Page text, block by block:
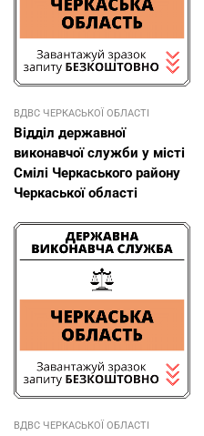
ВДВС ЧЕРКАСЬКОЇ ОБЛАСТІ
Відділ державної
виконавчої служби у місті
Смілі Черкаського району
Черкаської області
ВДВС ЧЕРКАСЬКОЇ ОБЛАСТІ